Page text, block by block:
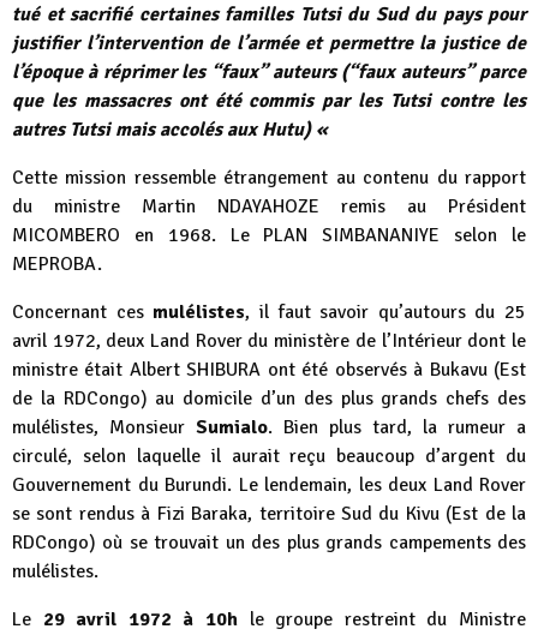
tué et sacrifié certaines familles Tutsi du Sud du pays pour
justifier l’intervention de l’armée et permettre la justice de
l’époque à réprimer les “faux” auteurs (“faux auteurs” parce
que les massacres ont été commis par les Tutsi contre les
autres Tutsi mais accolés aux Hutu) «
Cette mission ressemble étrangement au contenu du rapport
du ministre Martin NDAYAHOZE remis au Président
MICOMBERO en 1968. Le PLAN SIMBANANIYE selon le
MEPROBA.
Concernant ces mulélistes, il faut savoir qu’autours du 25
avril 1972, deux Land Rover du ministère de l’Intérieur dont le
ministre était Albert SHIBURA ont été observés à Bukavu (Est
de la RDCongo) au domicile d’un des plus grands chefs des
mulélistes, Monsieur Sumialo. Bien plus tard, la rumeur a
circulé, selon laquelle il aurait reçu beaucoup d’argent du
Gouvernement du Burundi. Le lendemain, les deux Land Rover
se sont rendus à Fizi Baraka, territoire Sud du Kivu (Est de la
RDCongo) où se trouvait un des plus grands campements des
mulélistes.
Le 29 avril 1972 à 10h le groupe restreint du Ministre